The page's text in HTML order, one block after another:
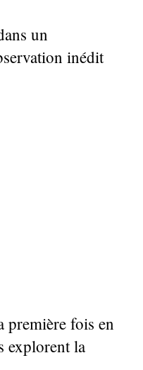
un
inédit
première fois en
explorent la